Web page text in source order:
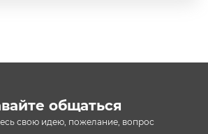
общаться
свою идею, пожелание, вопрос